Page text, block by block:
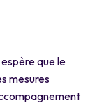
que le
mesures